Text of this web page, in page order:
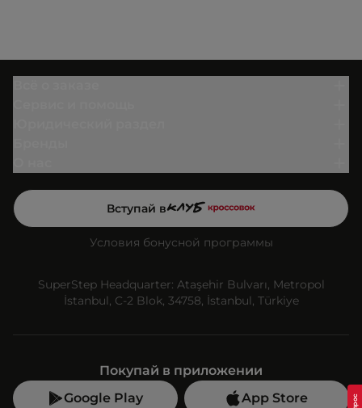
Вступай в
Условия бонусной программы
SuperStep Headquarter: Ataşehir Bulvarı, Metropol
İstanbul, C-2 Blok, 34758, İstanbul, Türkiye
Покупай в приложении
Google Play
App Store